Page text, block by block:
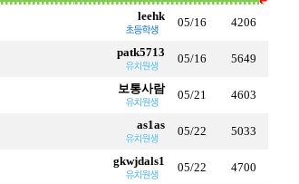
leehk 05/16 4206
patk5713 05/16 5649
보통사람 05/21 4603
as1as 05/22 5033
gkwjdals1 05/22 4700